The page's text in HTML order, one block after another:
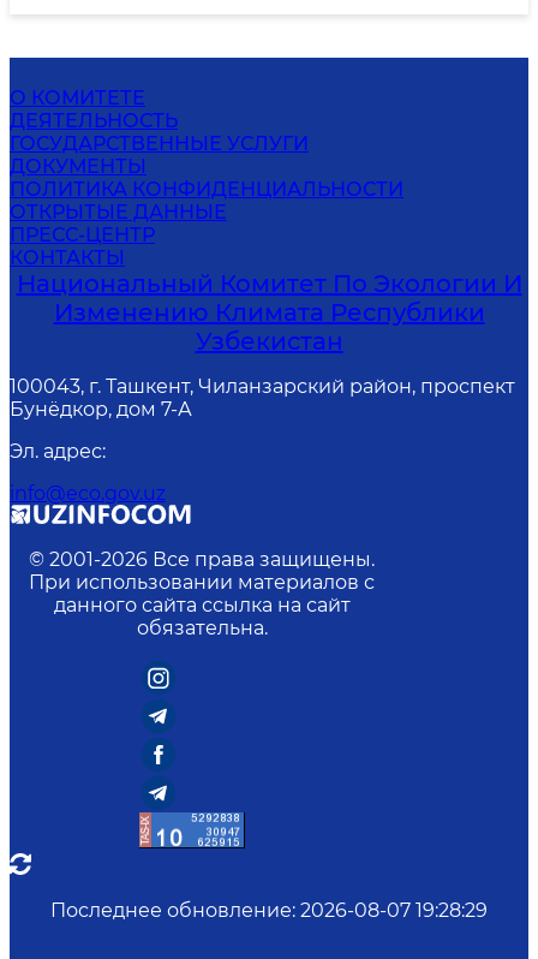
О КОМИТЕТЕ
ДЕЯТЕЛЬНОСТЬ
ГОСУДАРСТВЕННЫЕ УСЛУГИ
ДОКУМЕНТЫ
ПОЛИТИКА КОНФИДЕНЦИАЛЬНОСТИ
ОТКРЫТЫЕ ДАННЫЕ
ПРЕСС-ЦЕНТР
КОНТАКТЫ
Национальный Комитет По Экологии И
Изменению Климата Республики
Узбекистан
100043, г. Ташкент, Чиланзарский район, проспект
Бунёдкор, дом 7-А
Эл. адрес:
info@eco.gov.uz
© 2001-2026 Все права защищены.
При использовании материалов с
данного сайта ссылка на сайт
обязательна.
Последнее обновление: 2026-08-07 19:28:29